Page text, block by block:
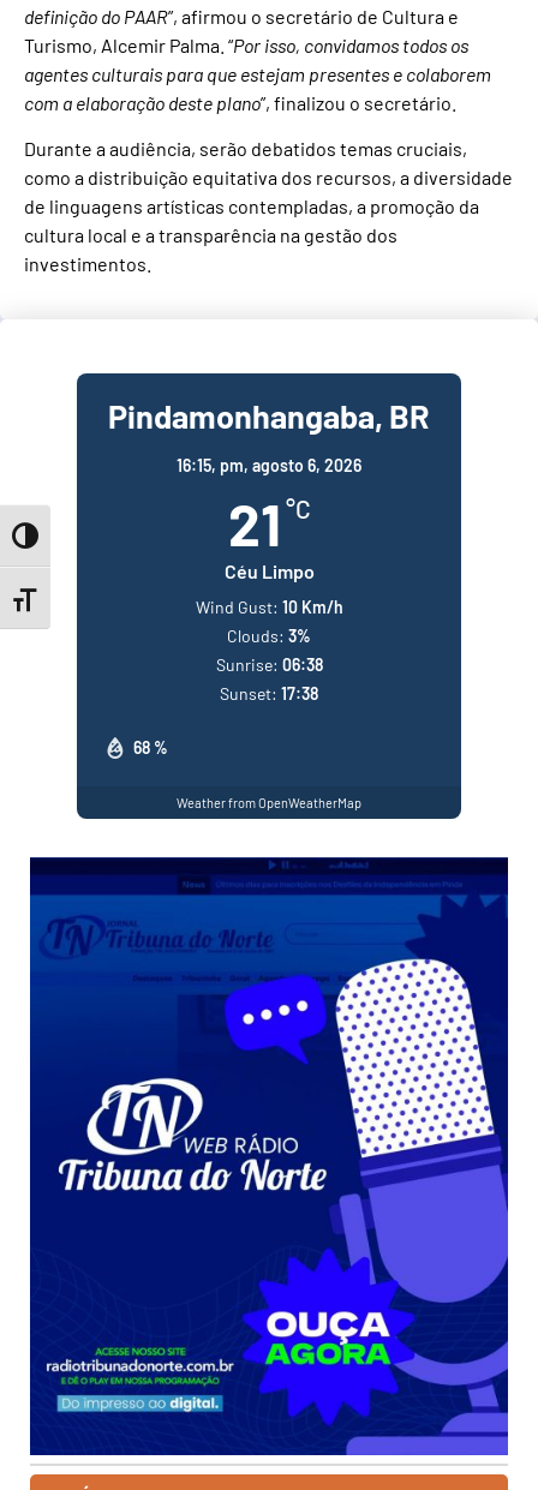
Toggle High Contrast
Toggle Font size
definição do PAAR”, afirmou o secretário de Cultura e
Turismo, Alcemir Palma. “Por isso, convidamos todos os
agentes culturais para que estejam presentes e colaborem
com a elaboração deste plano”, finalizou o secretário.
Durante a audiência, serão debatidos temas cruciais,
como a distribuição equitativa dos recursos, a diversidade
de linguagens artísticas contempladas, a promoção da
cultura local e a transparência na gestão dos
investimentos.
Pindamonhangaba, BR
16:15, pm, agosto 6, 2026
21 °C
Céu Limpo
68 %
Wind Gust: 10 Km/h
Clouds: 3%
Sunrise: 06:38
Sunset: 17:38
Weather from OpenWeatherMap